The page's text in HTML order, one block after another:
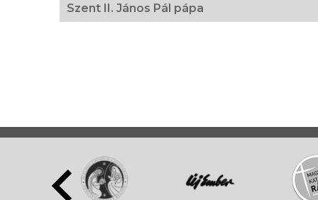
Szent II. János Pál pápa